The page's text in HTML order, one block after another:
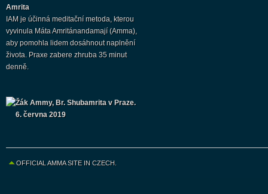
Amrita
IAM je účinná meditační metoda, kterou
vyvinula Máta Amritánandamají (Amma),
aby pomohla lidem dosáhnout naplnění
života. Praxe zabere zhruba 35 minut
denně.
Žák Ammy, Br. Shubamrita v Praze.
6. června 2019
OFFICIAL AMMA SITE IN CZECH.